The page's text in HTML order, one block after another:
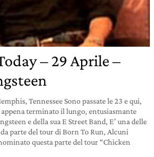
– 29 Aprile –
Tennessee Sono passate le 23 e qui,
terminato il lungo, entusiasmante
e della sua E Street Band, E’ una delle
parte del tour di Born To Run, Alcuni
questa parte del tour “Chicken